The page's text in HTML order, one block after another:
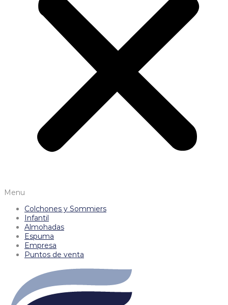
Menu
Colchones y Sommiers
Infantil
Almohadas
Espuma
Empresa
Puntos de venta